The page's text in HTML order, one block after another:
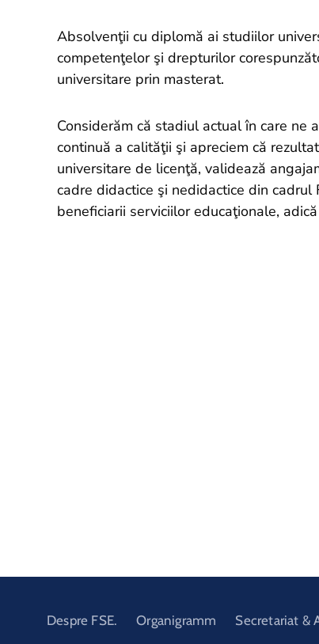
Absolvenţii cu diplomă ai studiilor
competenţelor şi drepturilor
universitare prin masterat.
Considerăm că stadiul actual în care
continuă a calităţii şi apreciem că
universitare de licenţă, validează
cadre didactice şi nedidactice din
beneficiarii serviciilor educaţionale,
Despre FSE. Organigramm Secretariat &